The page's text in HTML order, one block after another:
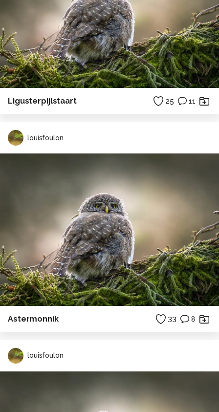
Ligusterpijlstaart 25 11
louisfoulon
Astermonnik 33 8
louisfoulon